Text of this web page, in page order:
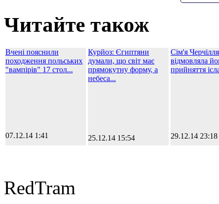
Читайте також
Вчені пояснили
походження польських
"вампірів" 17 стол...
07.12.14 1:41
Курйоз: Єгиптяни
думали, що світ має
прямокутну форму, а
небеса...
25.12.14 15:54
Сім'я Черчілля
відмовляла
прийняття
29.12.14 23:18
RedTram